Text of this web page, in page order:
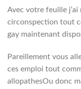
Avec votre feuille
circonspection tout
gay maintenant
Pareillement vous
ces emploi tout
allopathesOu donc